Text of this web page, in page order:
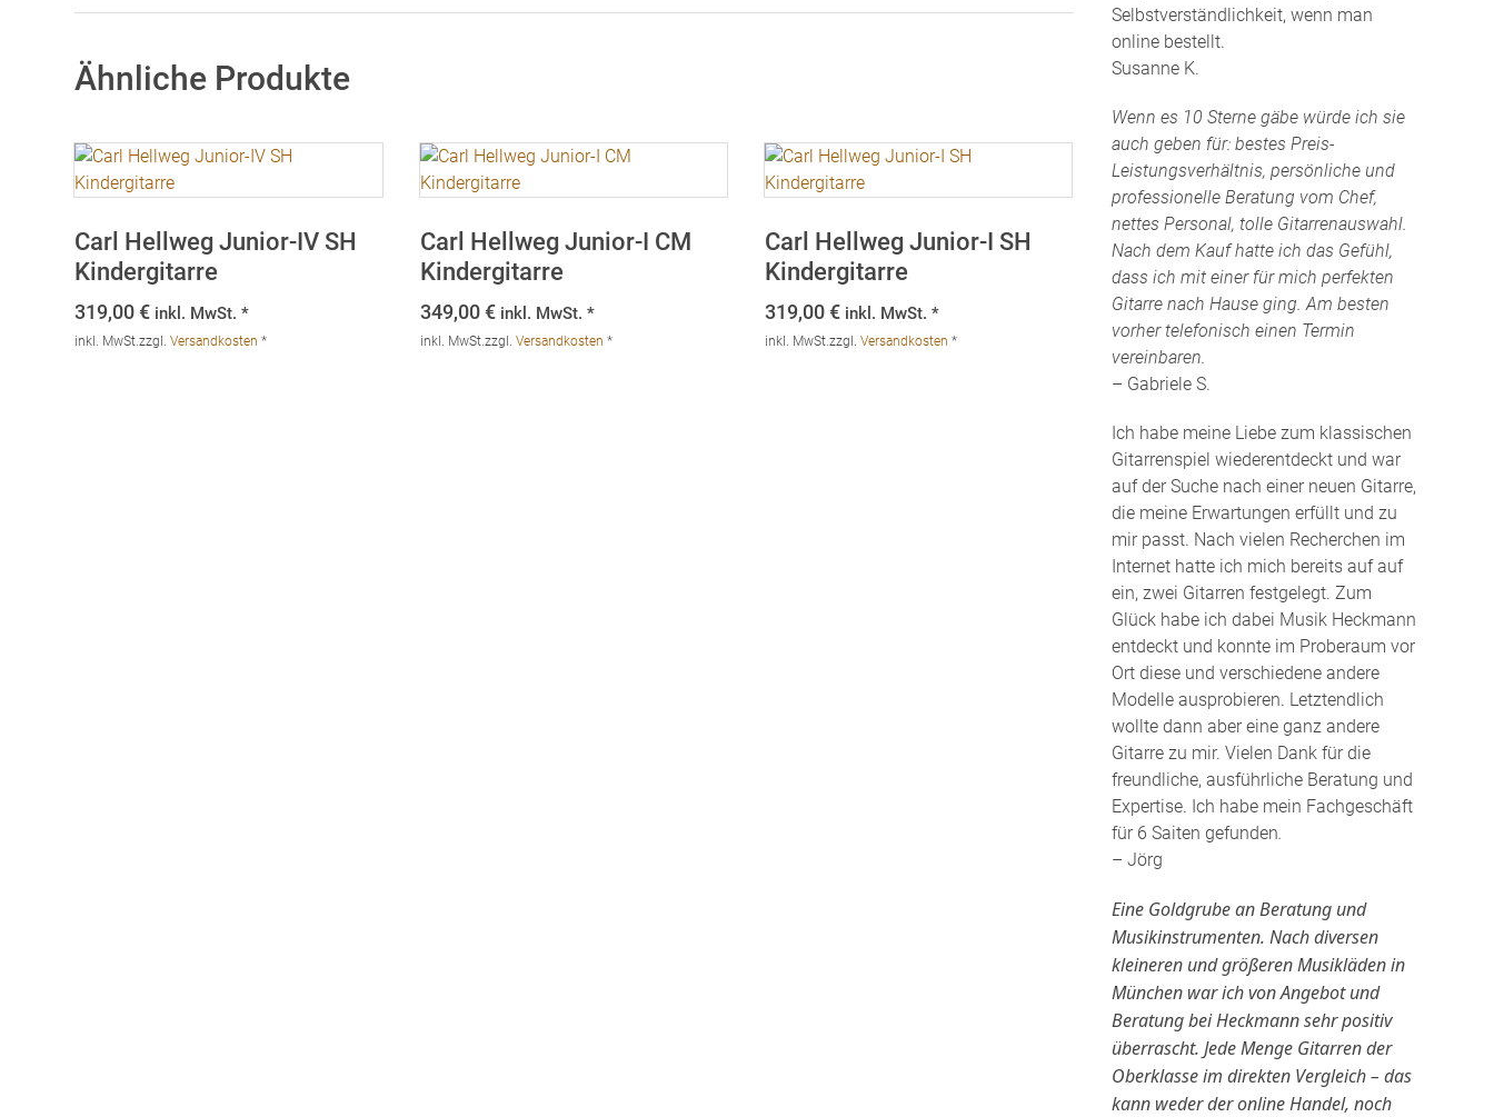
Ähnliche Produkte
Carl Hellweg Junior-IV SH
Kindergitarre
319,00€ inkl. MwSt. *
inkl. MwSt.zzgl.Versandkosten *
Carl Hellweg Junior-I CM
Kindergitarre
349,00€ inkl. MwSt. *
inkl. MwSt.zzgl. Versandkosten *
Carl Hellweg Junior-I SH
Kindergitarre
319,00€ inkl. MwSt. *
inkl. MwSt.zzgl.Versandkosten *
Selbstverständlichkeit, wenn man
online bestellt.
Susanne K.
Wenn es 10 Sterne gäbe würde ich sie
auch geben für: bestes Preis-
Leistungsverhältnis, persönliche und
professionelle Beratung vom Chef,
nettes Personal, tolle Gitarrenauswahl.
Nach dem Kauf hatte ich das Gefühl,
dass ich mit einer für mich perfekten
Gitarre nach Hause ging. Am besten
vorher telefonisch einen Termin
vereinbaren.
– Gabriele S.
Ich habe meine Liebe zum klassischen
Gitarrenspiel wiederentdeckt und war
auf der Suche nach einer neuen Gitarre,
die meine Erwartungen erfüllt und zu
mir passt. Nach vielen Recherchen im
Internet hatte ich mich bereits auf auf
ein, zwei Gitarren festgelegt. Zum
Glück habe ich dabei Musik Heckmann
entdeckt und konnte im Proberaum vor
Ort diese und verschiedene andere
Modelle ausprobieren. Letztendlich
wollte dann aber eine ganz andere
Gitarre zu mir. Vielen Dank für die
freundliche, ausführliche Beratung und
Expertise. Ich habe mein Fachgeschäft
für 6 Saiten gefunden.
– Jörg
Eine Goldgrube an Beratung und
Musikinstrumenten. Nach diversen
kleineren und größeren Musikläden in
München war ich von Angebot und
Beratung bei Heckmann sehr positiv
überrascht. Jede Menge Gitarren der
Oberklasse im direkten Vergleich – das
kann weder der online Handel, noch